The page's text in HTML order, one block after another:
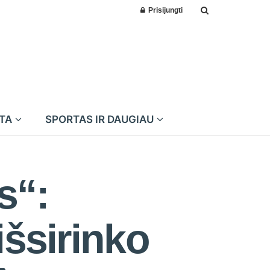
Prisijungti
SPORTAS IR DAUGIAU